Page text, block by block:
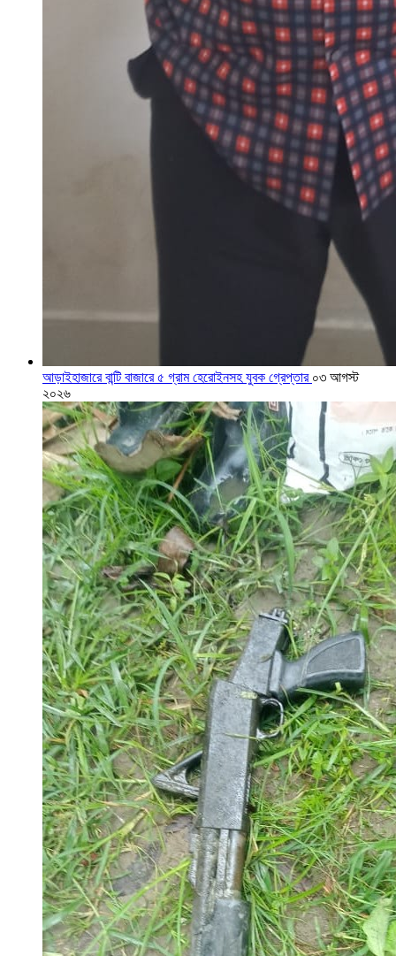
আড়াইহাজারে বান্টি বাজারে ৫ গ্রাম হেরোইনসহ যুবক গ্রেপ্তার ০৩ আগস্ট
২০২৬